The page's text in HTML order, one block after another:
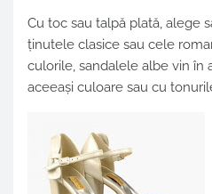
Cu toc sau talpă plată, alege
ținutele clasice sau cele
culorile, sandalele albe vin în
aceeași culoare sau cu